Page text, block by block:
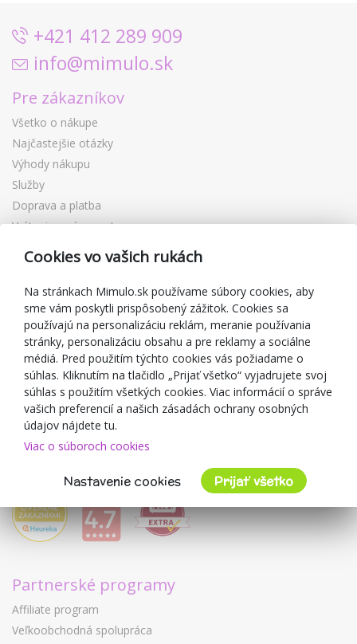
+421 412 289 909
info@mimulo.sk
Pre zákazníkov
Všetko o nákupe
Najčastejšie otázky
Výhody nákupu
Služby
Doprava a platba
Vrátenie a výmena tovaru
Reklamácia
Zľavové kupóny
Blog
O predajcovi
Mimulo.sk
Obchodné podmienky
Ochrana osobných údajov GDPR
Kontakty
Spolupracujeme
Partnerské programy
Affiliate program
Veľkoobchodná spolupráca
Cookies vo vašich rukách
Na stránkach Mimulo.sk používame súbory cookies, aby
sme vám poskytli prispôsobený zážitok. Cookies sa
používajú na personalizáciu reklám, meranie používania
stránky, personalizáciu obsahu a pre reklamy a sociálne
médiá. Pred použitím týchto cookies vás požiadame o
súhlas. Kliknutím na tlačidlo „Prijať všetko“ vyjadrujete svoj
súhlas s použitím všetkých cookies. Viac informácií o správe
vašich preferencií a našich zásadách ochrany osobných
údajov nájdete tu.
Viac o súboroch cookies
Nastavenie cookies Prijať všetko